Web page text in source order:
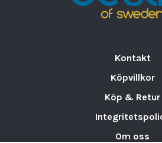
Kontakt
Köpvillkor
Köp & Retur
Om oss